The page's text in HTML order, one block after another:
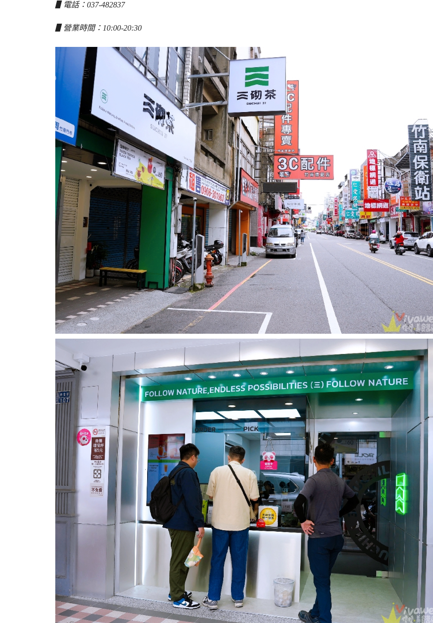
▋電話：037-482837
▋營業時間：10:00-20:30